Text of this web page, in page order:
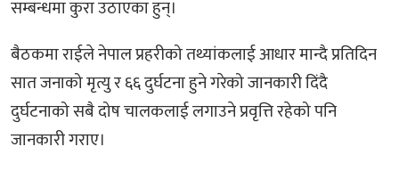
सम्बन्धमा कुरा उठाएका हुन्।
बैठकमा राईले नेपाल प्रहरीको तथ्यांकलाई आधार मान्दै प्रतिदिन
सात जनाको मृत्यु र ६६ दुर्घटना हुने गरेको जानकारी दिंदै
दुर्घटनाको सबै दोष चालकलाई लगाउने प्रवृत्ति रहेको पनि
जानकारी गराए।